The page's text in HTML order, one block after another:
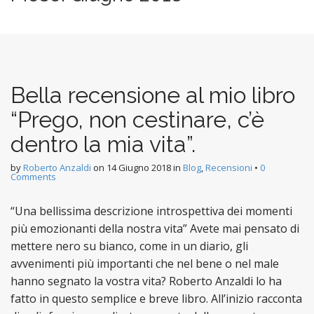
Bella recensione al mio libro
“Prego, non cestinare, c’è
dentro la mia vita”.
byRoberto Anzaldi on 14 Giugno 2018in Blog,Recensioni • 0
Comments
“Una bellissima descrizione introspettiva dei momenti
più emozionanti della nostra vita” Avete mai pensato di
mettere nero su bianco, come in un diario, gli
avvenimenti più importanti che nel bene o nel male
hanno segnato la vostra vita? Roberto Anzaldi lo ha
fatto in questo semplice e breve libro. All’inizio racconta